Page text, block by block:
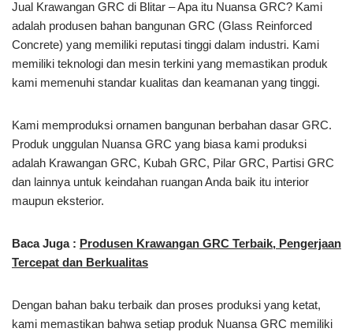
Jual Krawangan GRC di Blitar – Apa itu Nuansa GRC? Kami
adalah produsen bahan bangunan GRC (Glass Reinforced
Concrete) yang memiliki reputasi tinggi dalam industri. Kami
memiliki teknologi dan mesin terkini yang memastikan produk
kami memenuhi standar kualitas dan keamanan yang tinggi.
Kami memproduksi ornamen bangunan berbahan dasar GRC.
Produk unggulan Nuansa GRC yang biasa kami produksi
adalah Krawangan GRC, Kubah GRC, Pilar GRC, Partisi GRC
dan lainnya untuk keindahan ruangan Anda baik itu interior
maupun eksterior.
Baca Juga : Produsen Krawangan GRC Terbaik, Pengerjaan
Tercepat dan Berkualitas
Dengan bahan baku terbaik dan proses produksi yang ketat,
kami memastikan bahwa setiap produk Nuansa GRC memiliki